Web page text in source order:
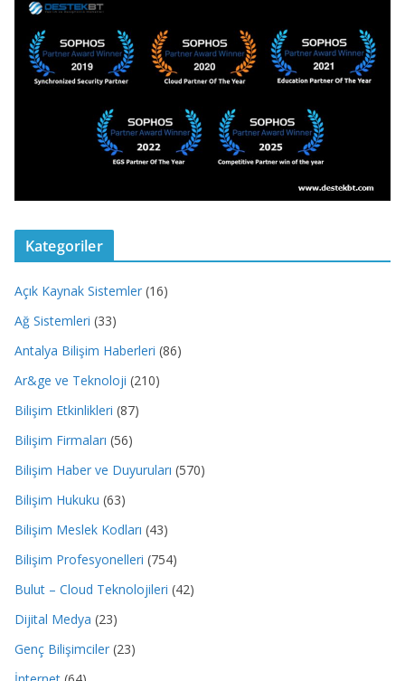
Kategoriler
Açık Kaynak Sistemler (16)
Ağ Sistemleri (33)
Antalya Bilişim Haberleri (86)
Ar&ge ve Teknoloji (210)
Bilişim Etkinlikleri (87)
Bilişim Firmaları (56)
Bilişim Haber ve Duyuruları (570)
Bilişim Hukuku (63)
Bilişim Meslek Kodları (43)
Bilişim Profesyonelleri (754)
Bulut – Cloud Teknolojileri (42)
Dijital Medya (23)
Genç Bilişimciler (23)